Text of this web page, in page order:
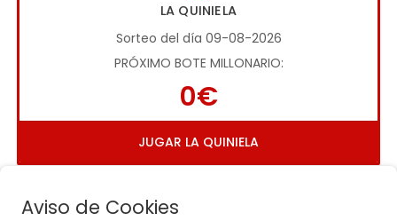
LA QUINIELA
Sorteo del día 09-08-2026
PRÓXIMO BOTE MILLONARIO:
0€
JUGAR LA QUINIELA
Aviso de Cookies